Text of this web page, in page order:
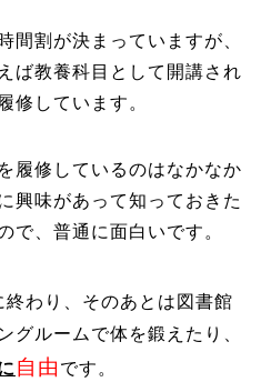
間割が決まっていますが、
ば教養科目として開講され
修しています。
履修しているのはなかなか
興味があって知っておきた
で、普通に面白いです。
終わり、そのあとは図書館
グルームで体を鍛えたり、
自由 です。